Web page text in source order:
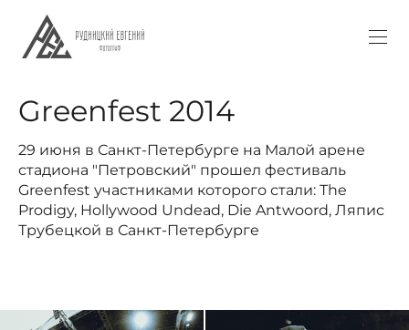
Greenfest 2014
29 июня в Санкт-Петербурге на Малой арене
стадиона "Петровский" прошел фестиваль
Greenfest участниками которого стали: The
Prodigy, Hollywood Undead, Die Antwoord, Ляпис
Трубецкой в Санкт-Петербурге